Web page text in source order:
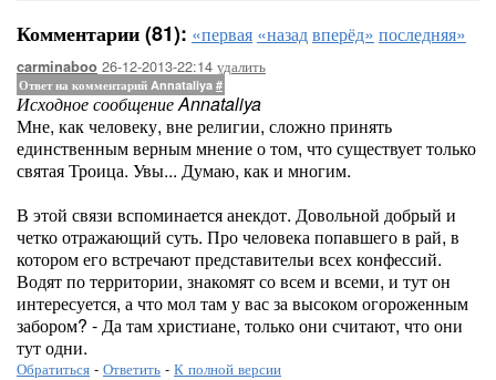
Комментарии (81): «первая «назадвперёд» последняя»
carminaboo 26-12-2013-22:14 удалить
Ответ на комментарий Annataliya #
Исходное сообщение Annataliya
Мне, как человеку, вне религии, сложно принять
единственным верным мнение о том, что существует только
святая Троица. Увы... Думаю, как и многим.
В этой связи вспоминается анекдот. Довольной добрый и
четко отражающий суть. Про человека попавшего в рай, в
котором его встречают представительи всех конфессий.
Водят по территории, знакомят со всем и всеми, и тут он
интересуется, а что мол там у вас за высоком огороженным
забором? - Да там христиане, только они считают, что они
тут одни.
Обратиться - Ответить - К полной версии